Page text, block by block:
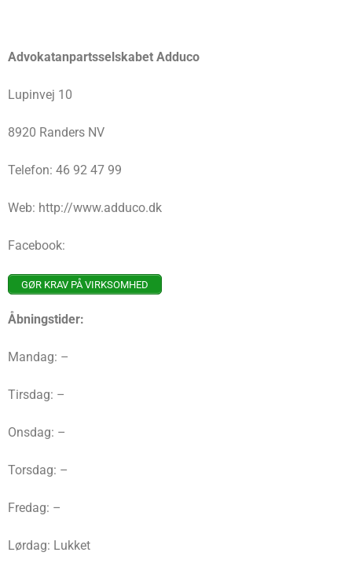
Advokatanpartsselskabet Adduco
Lupinvej 10
8920 Randers NV
Telefon: 46 92 47 99
Web: http://www.adduco.dk
Facebook:
GØR KRAV PÅ VIRKSOMHED
Åbningstider:
Mandag: –
Tirsdag: –
Onsdag: –
Torsdag: –
Fredag: –
Lørdag: Lukket